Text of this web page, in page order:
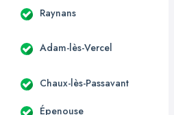
Raynans
Adam-lès-Vercel
Chaux-lès-Passavant
Épenouse